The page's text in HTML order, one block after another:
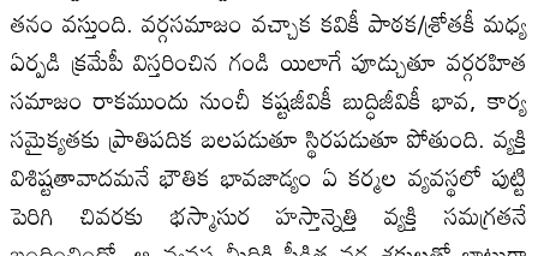
తనం వస్తుంది. వర్గసమాజం వచ్చాక కవికీ పాఠక/శ్రోతకీ మధ్య
ఏర్పడి క్రమేపీ విస్తరించిన గండి యిలాగే పూడ్చుతూ వర్గరహిత
సమాజం రాకముందు నుంచీ కష్టజీవికీ బుద్ధిజీవికీ భావ, కార్య
సమైక్యతకు ప్రాతిపదిక బలపడుతూ స్థిరపడుతూ పోతుంది. వ్యక్తి
విశిష్టతావాదమనే భౌతిక భావజాడ్యం ఏ కర్మల వ్యవస్థలో పుట్టి
పెరిగి చివరకు భస్మాసుర హస్తాన్నెత్తి వ్యక్తి సమగ్రతనే